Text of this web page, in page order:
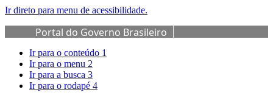
Ir direto para menu de acessibilidade.
Portal do Governo Brasileiro
Ir para o conteúdo 1
Ir para o menu 2
Ir para a busca 3
Ir para o rodapé 4